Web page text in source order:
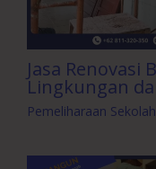
Jasa Renovasi
Lingkungan
Pemeliharaan Sekolah